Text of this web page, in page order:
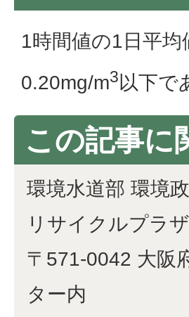
1時間値の1日平均
0.20mg/m3以下で
この記事に
環境水道部 環境
リサイクルプラ
〒571-0042 大阪
ター内